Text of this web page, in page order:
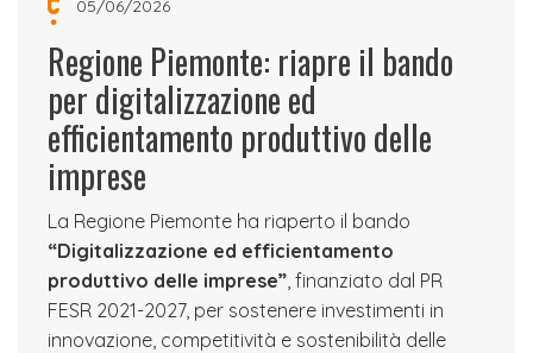
05/06/2026
Regione Piemonte: riapre il bando
per digitalizzazione ed
efficientamento produttivo delle
imprese
La Regione Piemonte ha riaperto il bando
“Digitalizzazione ed efficientamento
produttivo delle imprese”, finanziato dal PR
FESR 2021-2027, per sostenere investimenti in
innovazione, competitività e sostenibilità delle